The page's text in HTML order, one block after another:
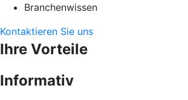
Branchenwissen
Kontaktieren Sie uns
Ihre Vorteile
Informativ